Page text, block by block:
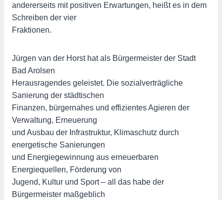
andererseits mit positiven Erwartungen, heißt es in dem
Schreiben der vier
Fraktionen.
Jürgen van der Horst hat als Bürgermeister der Stadt
Bad Arolsen
Herausragendes geleistet. Die sozialverträgliche
Sanierung der städtischen
Finanzen, bürgernahes und effizientes Agieren der
Verwaltung, Erneuerung
und Ausbau der Infrastruktur, Klimaschutz durch
energetische Sanierungen
und Energiegewinnung aus erneuerbaren
Energiequellen, Förderung von
Jugend, Kultur und Sport – all das habe der
Bürgermeister maßgeblich